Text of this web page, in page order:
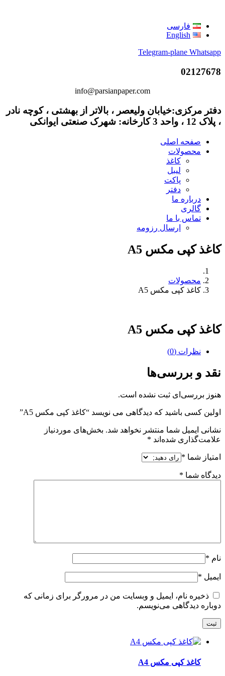
فارسی
English
Telegram-plane Whatsapp
02127678
info@parsianpaper.com
دفتر مرکزی:خیابان ولیعصر ، بالاتر از بهشتی ، کوچه نادر
، پلاک 12 ، واحد 3 کارخانه: شهرک صنعتی ایوانکی
صفحه اصلی
محصولات
کاغذ
لیبل
پاکت
دفتر
درباره ما
گالری
تماس با ما
ارسال رزومه
کاغذ کپی مکس A5
محصولات
کاغذ کپی مکس A5
کاغذ کپی مکس A5
نظرات (0)
نقد و بررسی‌ها
هنوز بررسی‌ای ثبت نشده است.
اولین کسی باشید که دیدگاهی می نویسد “کاغذ کپی مکس A5”
نشانی ایمیل شما منتشر نخواهد شد. بخش‌های موردنیاز
علامت‌گذاری شده‌اند *
امتیاز شما *
دیدگاه شما *
نام *
ایمیل *
ذخیره نام، ایمیل و وبسایت من در مرورگر برای زمانی که
دوباره دیدگاهی می‌نویسم.
کاغذ کپی مکس A4